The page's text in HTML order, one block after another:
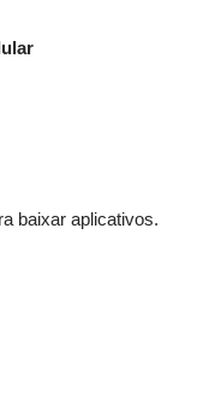
baixar aplicativos.